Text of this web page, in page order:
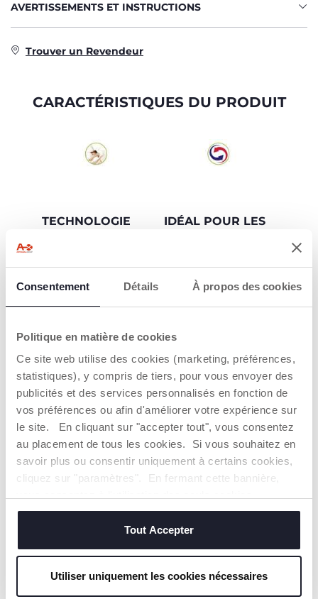
Consentement Détails À propos des cookies
Politique en matière de cookies
Ce site web utilise des cookies (marketing, préférences,
statistiques), y compris de tiers, pour vous envoyer des
publicités et des services personnalisés en fonction de
vos préférences ou afin d'améliorer votre expérience sur
le site. En cliquant sur "accepter tout", vous consentez
au placement de tous les cookies. Si vous souhaitez en
savoir plus ou consentir uniquement à certains cookies,
cliquez sur "paramètres". En fermant cette bannière,
techniques, qui sont essentiels au service demandé.
Tout Accepter
Utiliser uniquement les cookies nécessaires
AVERTISSEMENTS ET INSTRUCTIONS
Trouver un Revendeur
CARACTÉRISTIQUES DU PRODUIT
TECHNOLOGIE
contre les bactéries et
IDÉAL POUR LES
PIÈCES
SPACIEUSES.
Il aide à maintenir les
muqueuses nasales.
CYCLE LONG
L'humidificateur offre
plus de 8 heures
CYCLE LONG
L'humidificateur offre
plus de 8 heures
EN SAVOIR PLUS